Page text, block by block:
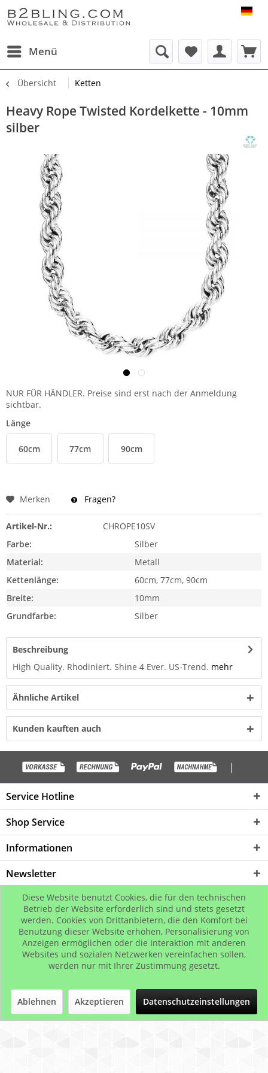
Menü
Übersicht Ketten
Heavy Rope Twisted Kordelkette - 10mm
silber
NUR FÜR HÄNDLER. Preise sind erst nach der Anmeldung
sichtbar.
Länge
60cm 77cm 90cm
Merken Fragen?
Artikel-Nr.:
CHROPE10SV
Farbe:
Silber
Material:
Metall
Kettenlänge:
60cm, 77cm, 90cm
Breite:
10mm
Grundfarbe:
Silber
Beschreibung
High Quality. Rhodiniert. Shine 4 Ever. US-Trend. mehr
Ähnliche Artikel
Kunden kauften auch
|
Service Hotline
Shop Service
Informationen
Newsletter
* Alle Preise inkl. gesetzl. Mehrwertsteuer zzgl.Versandkosten, wenn nicht
anders beschrieben
© B2Bling.com
Diese Website benutzt Cookies, die für den technischen
Betrieb der Website erforderlich sind und stets gesetzt
werden. Cookies von Drittanbietern, die den Komfort bei
Benutzung dieser Website erhöhen, Personalisierung von
Anzeigen ermöglichen oder die Interaktion mit anderen
Websites und sozialen Netzwerken vereinfachen sollen,
werden nur mit Ihrer Zustimmung gesetzt.
Ablehnen Akzeptieren Datenschutzeinstellungen